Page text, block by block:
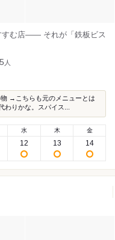
すむ店―― それが「鉄板ビス
人
物 →こちらも元のメニューとは
わりかな。スパイス...
水
12
木
13
金
14